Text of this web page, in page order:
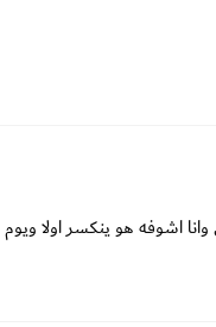
اشوفه هو ينكسر اولا